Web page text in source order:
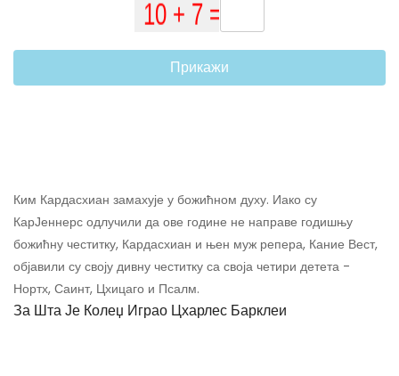
Прикажи
Ким Кардасхиан замахује у божићном духу. Иако су
КарЈеннерс одлучили да ове године не направе годишњу
божићну честитку, Кардасхиан и њен муж репера, Кание Вест,
објавили су своју дивну честитку са своја четири детета -
Нортх, Саинт, Цхицаго и Псалм.
За Шта Је Колеџ Играо Цхарлес Барклеи